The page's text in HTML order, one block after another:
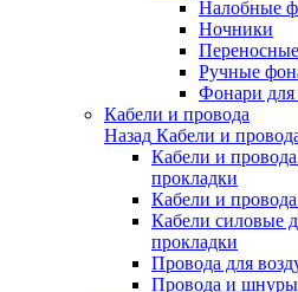
Налобные
Ночники
Ручные
Фонари для
Кабели и провода
Назад Кабели и
Кабели и
прокладки
Кабели и провода
Кабели силовые
прокладки
Провода для
Провода и шнуры